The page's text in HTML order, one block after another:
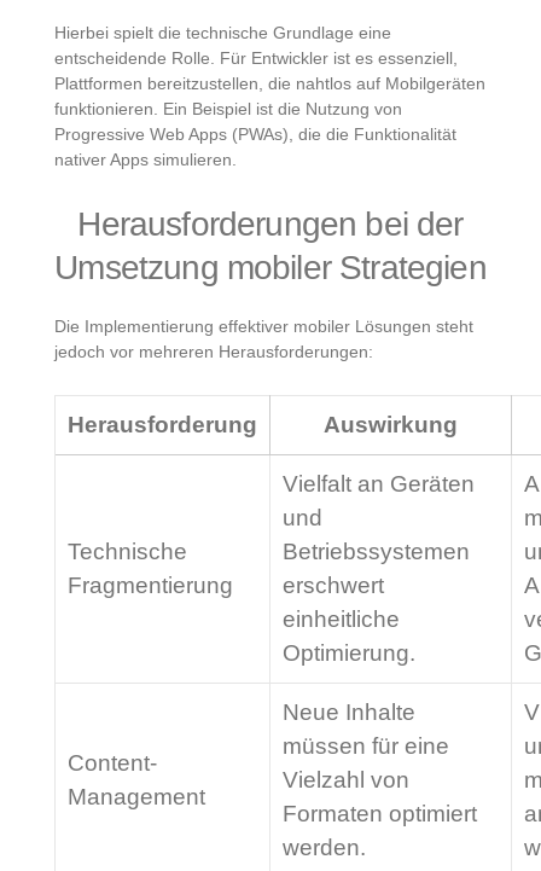
Hierbei spielt die technische Grundlage eine
entscheidende Rolle. Für Entwickler ist es essenziell,
Plattformen bereitzustellen, die nahtlos auf Mobilgeräten
funktionieren. Ein Beispiel ist die Nutzung von
Progressive Web Apps (PWAs), die die Funktionalität
nativer Apps simulieren.
Herausforderungen bei der
Umsetzung mobiler Strategien
Die Implementierung effektiver mobiler Lösungen steht
jedoch vor mehreren Herausforderungen:
Herausforderung Auswirkung
Technische
Fragmentierung
Vielfalt an Geräten
und
Betriebssystemen
erschwert
einheitliche
Optimierung.
Content-
Management
Neue Inhalte
müssen für eine
Vielzahl von
Formaten optimiert
werden.